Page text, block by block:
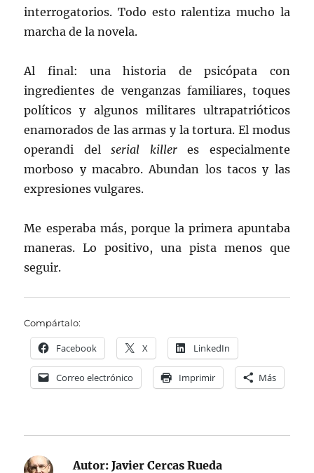
interrogatorios. Todo esto ralentiza mucho la
marcha de la novela.
Al final: una historia de psicópata con
ingredientes de venganzas familiares, toques
políticos y algunos militares ultrapatrióticos
enamorados de las armas y la tortura. El modus
operandi delserial killeres especialmente
morboso y macabro. Abundan los tacos y las
expresiones vulgares.
Me esperaba más, porque la primera apuntaba
maneras. Lo positivo, una pista menos que
seguir.
Compártalo:
Facebook X LinkedIn
Correo electrónico Imprimir Más
Autor: Javier Cercas Rueda